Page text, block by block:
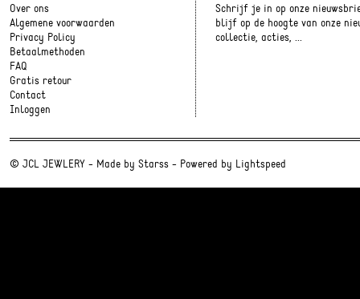
Over ons
Algemene voorwaarden
Privacy Policy
Betaalmethoden
FAQ
Gratis retour
Contact
Inloggen
Schrijf je in op onze
blijf op de hoogte van onze
collectie, acties, ...
© JCL JEWLERY - Made by Starss - Powered by Lightspeed